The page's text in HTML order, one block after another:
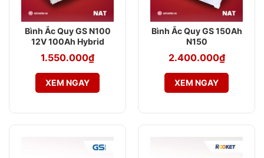
Bình Ắc Quy GS N100
12V 100Ah Hybrid
1.550.000₫
XEM NGAY
Bình Ắc Quy GS 150Ah
N150
2.400.000₫
XEM NGAY